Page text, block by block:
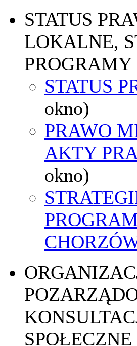
STATUS
LOKALNE,
STATUS
okno)
PRAWO
AKTY
okno)
SPOŁECZNE